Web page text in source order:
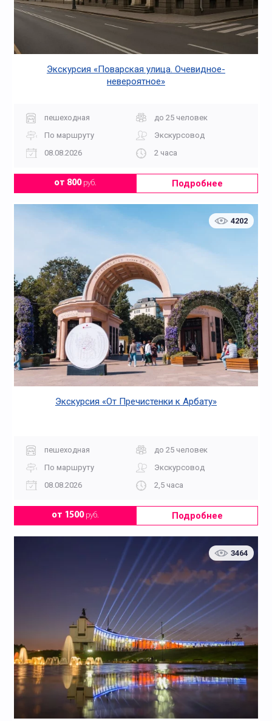
Экскурсия «Поварская улица. Очевидное-
невероятное»
пешеходная
до 25 человек
По маршруту
Экскурсовод
08.08.2026
2 часа
от 800руб. Подробнее
4202
Экскурсия «От Пречистенки к Арбату»
пешеходная
до 25 человек
По маршруту
Экскурсовод
08.08.2026
2,5 часа
от 1500руб. Подробнее
3464